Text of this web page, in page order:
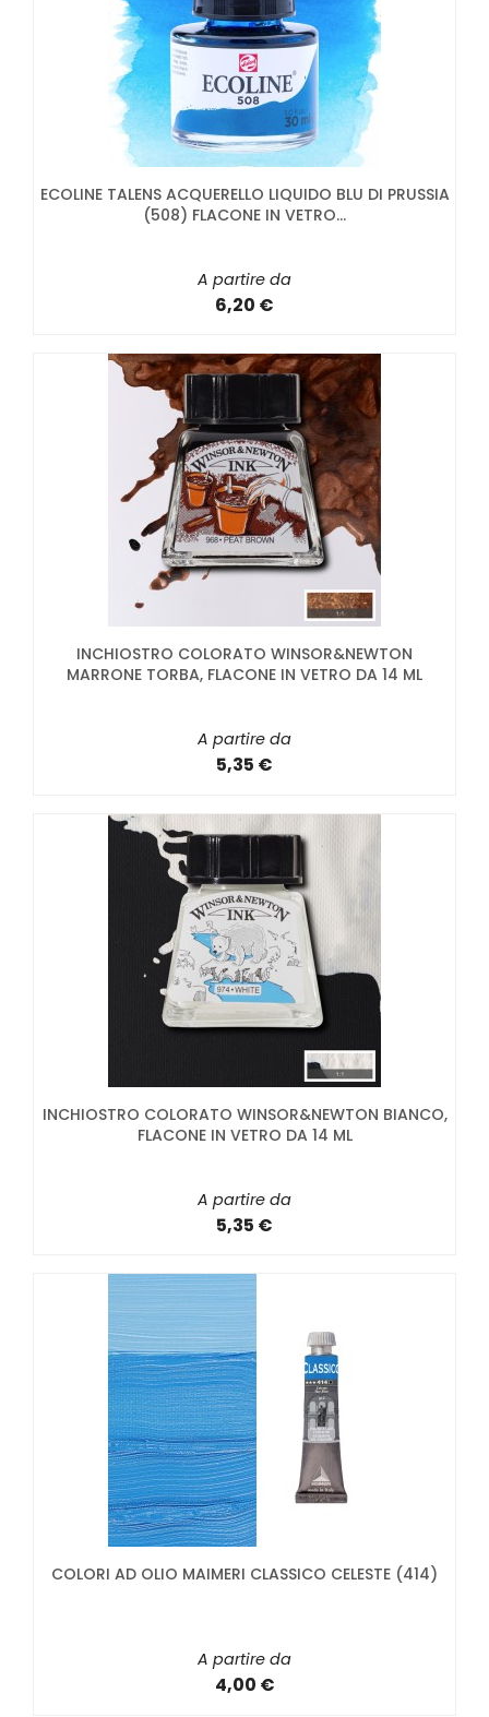
ECOLINE TALENS ACQUERELLO LIQUIDO BLU DI PRUSSIA
(508) FLACONE IN VETRO...
A partire da
6,20 €
INCHIOSTRO COLORATO WINSOR&NEWTON
MARRONE TORBA, FLACONE IN VETRO DA 14 ML
A partire da
5,35 €
INCHIOSTRO COLORATO WINSOR&NEWTON BIANCO,
FLACONE IN VETRO DA 14 ML
A partire da
5,35 €
COLORI AD OLIO MAIMERI CLASSICO CELESTE (414)
A partire da
4,00 €